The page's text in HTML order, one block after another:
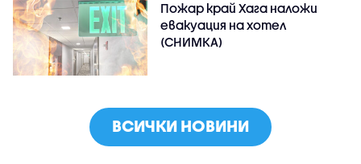
Пожар край Хага наложи
евакуация на хотел
(СНИМКА)
ВСИЧКИ НОВИНИ